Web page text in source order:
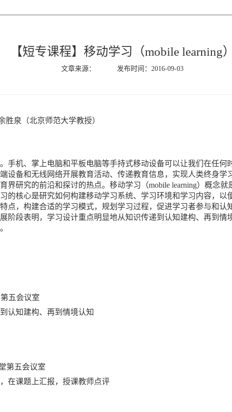
【短专课程】移动学习（mobile learning）
文章来源： 发布时间：2016-09-03
胜泉（北京师范大学教授）
手机、掌上电脑和平板电脑等手持式移动设备可以让我们在任
设备和无线网络开展教育活动、传递教育信息，实现人类终身
界研究的前沿和探讨的热点。移动学习（mobile learning）概念就
的核心是研究如何构建移动学习系统、学习环境和学习内容，以
点，构建合适的学习模式，规划学习过程，促进学习者参与和
阶段表明，学习设计重点明显地从知识传递到认知建构、再到情
五会议室
认知建构、再到情境认知
第五会议室
在课题上汇报，授课教师点评